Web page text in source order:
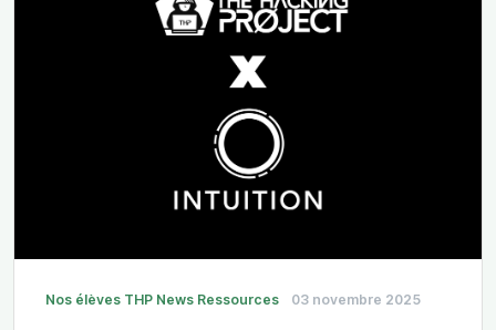
Nos élèves THP News Ressources 03 novembre 2025